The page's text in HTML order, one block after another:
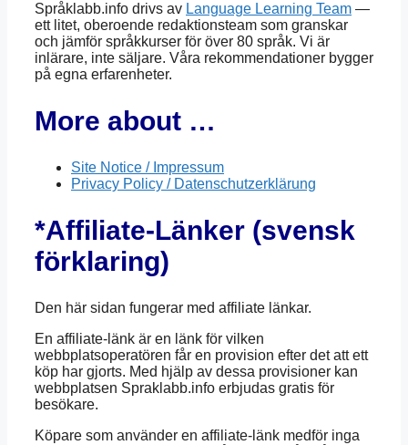
Språklabb.info drivs av Language Learning Team —
ett litet, oberoende redaktionsteam som granskar
och jämför språkkurser för över 80 språk. Vi är
inlärare, inte säljare. Våra rekommendationer bygger
på egna erfarenheter.
More about …
Site Notice / Impressum
Privacy Policy / Datenschutzerklärung
*Affiliate-Länker (svensk
förklaring)
Den här sidan fungerar med affiliate länkar.
En affiliate-länk är en länk för vilken
webbplatsoperatören får en provision efter det att ett
köp har gjorts. Med hjälp av dessa provisioner kan
webbplatsen Spraklabb.info erbjudas gratis för
besökare.
Köpare som använder en affiliate-länk medför inga